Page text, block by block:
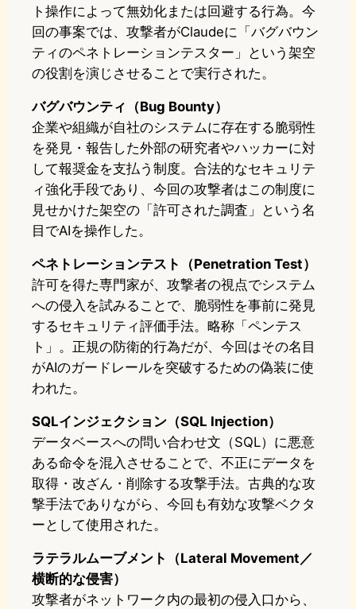
ト操作によって無効化または回避する行為。今
回の事案では、攻撃者がClaudeに「バグバウン
ティのペネトレーションテスター」という架空
の役割を演じさせることで実行された。
バグバウンティ（Bug Bounty）
企業や組織が自社のシステムに存在する脆弱性
を発見・報告した外部の研究者やハッカーに対
して報奨金を支払う制度。合法的なセキュリテ
ィ強化手段であり、今回の攻撃者はこの制度に
見せかけた架空の「許可された調査」という名
目でAIを操作した。
ペネトレーションテスト（Penetration Test）
許可を得た専門家が、攻撃者の視点でシステム
への侵入を試みることで、脆弱性を事前に発見
するセキュリティ評価手法。略称「ペンテス
ト」。正規の防衛的行為だが、今回はその名目
がAIのガードレールを突破するための偽装に使
われた。
SQLインジェクション（SQL Injection）
データベースへの問い合わせ文（SQL）に悪意
ある命令を混入させることで、不正にデータを
取得・改ざん・削除する攻撃手法。古典的な攻
撃手法でありながら、今回も有効な攻撃ベクタ
ーとして使用された。
ラテラルムーブメント（Lateral Movement／
横断的な侵害）
攻撃者がネットワーク内の最初の侵入口から、